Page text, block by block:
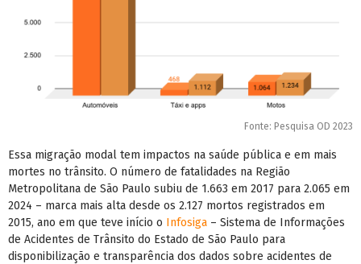
Fonte: Pesquisa OD 2023
Essa migração modal tem impactos na saúde pública e em mais
mortes no trânsito. O número de fatalidades na Região
Metropolitana de São Paulo subiu de 1.663 em 2017 para 2.065 em
2024 – marca mais alta desde os 2.127 mortos registrados em
2015, ano em que teve início o Infosiga – Sistema de Informações
de Acidentes de Trânsito do Estado de São Paulo para
disponibilização e transparência dos dados sobre acidentes de